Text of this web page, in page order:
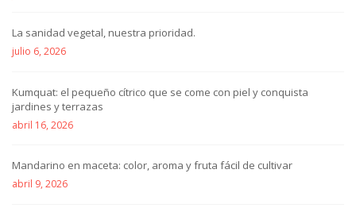
La sanidad vegetal, nuestra prioridad.
julio 6, 2026
Kumquat: el pequeño cítrico que se come con piel y conquista
jardines y terrazas
abril 16, 2026
Mandarino en maceta: color, aroma y fruta fácil de cultivar
abril 9, 2026